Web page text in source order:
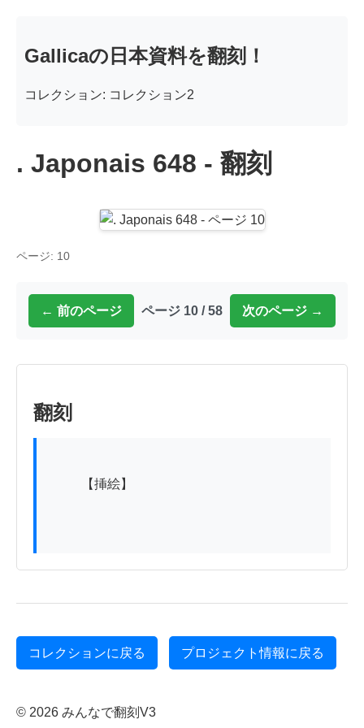
Gallicaの日本資料を翻刻！
コレクション: コレクション2
. Japonais 648 - 翻刻
ページ: 10
← 前のページ ページ 10 / 58 次のページ →
翻刻
コレクションに戻る プロジェクト情報に戻る
© 2026 みんなで翻刻V3